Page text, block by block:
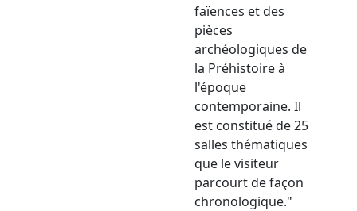
faïences et des
pièces
archéologiques de
la Préhistoire à
l'époque
contemporaine. Il
est constitué de 25
salles thématiques
que le visiteur
parcourt de façon
chronologique."